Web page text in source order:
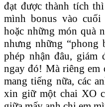
đạt được thành tích
mình bonus vào
hoặc những món quà
nhưng những
phép nhận đâu, giám
ngay đó! Mà riêng
mang tiếng nữa, các
xin giữ một chai XO